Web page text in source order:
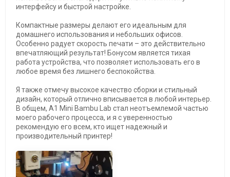
интерфейсу и быстрой настройке.
Компактные размеры делают его идеальным для
домашнего использования и небольших офисов.
Особенно радует скорость печати – это действительно
впечатляющий результат! Бонусом является тихая
работа устройства, что позволяет использовать его в
любое время без лишнего беспокойства.
Я также отмечу высокое качество сборки и стильный
дизайн, который отлично вписывается в любой интерьер.
В общем, A1 Mini Bambu Lab стал неотъемлемой частью
моего рабочего процесса, и я с уверенностью
рекомендую его всем, кто ищет надежный и
производительный принтер!